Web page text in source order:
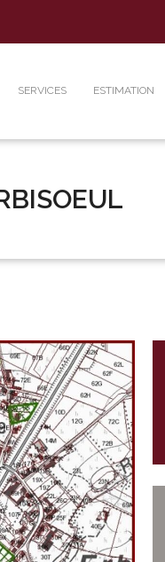
SERVICES ESTIMATION